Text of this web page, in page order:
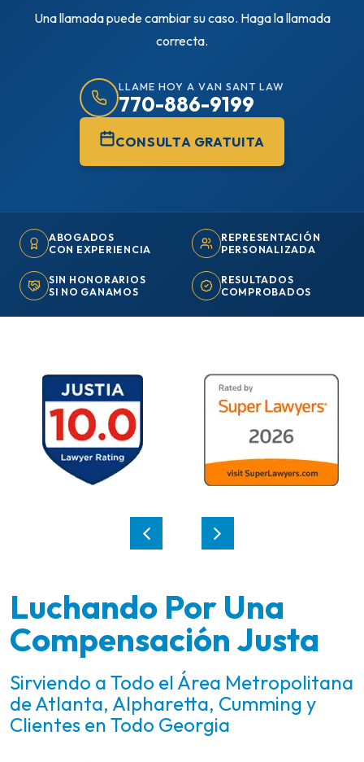
Una llamada puede cambiar su caso. Haga la llamada
correcta.
LLAME HOY A VAN SANT LAW
770-886-9199
CONSULTA GRATUITA
ABOGADOS
CON EXPERIENCIA
REPRESENTACIÓN
PERSONALIZADA
SIN HONORARIOS
SI NO GANAMOS
RESULTADOS
COMPROBADOS
Luchando Por Una
Compensación Justa
Sirviendo a Todo el Área Metropolitana
de Atlanta, Alpharetta, Cumming y
Clientes en Todo Georgia